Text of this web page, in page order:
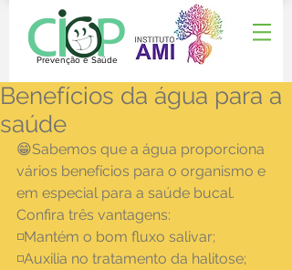
Prevenção e Saúde
Benefícios da água para a
saúde
😁Sabemos que a água proporciona
vários benefícios para o organismo e
em especial para a saúde bucal.
Confira três vantagens:
◽Mantém o bom fluxo salivar;
◽Auxilia no tratamento da halitose;